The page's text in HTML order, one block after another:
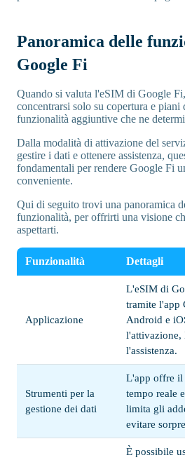
Panoramica delle
Google Fi
Quando si valuta l'eSIM di Google
concentrarsi solo su copertura e piani
funzionalità aggiuntive che ne
Dalla modalità di attivazione del
gestire i dati e ottenere assistenza,
fondamentali per rendere Google Fi
conveniente.
Qui di seguito trovi una panoramica
funzionalità, per offrirti una visione
aspettarti.
Funzionalità Dettagli
Applicazione
L'eSIM di
tramite l'app
Android e
l'attivazione,
l'assistenza.
Strumenti per la
gestione dei dati
L'app offre il
tempo reale
limita gli
evitare
È possibile